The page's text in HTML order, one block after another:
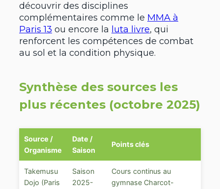
découvrir des disciplines
complémentaires comme le MMA à
Paris 13 ou encore la luta livre, qui
renforcent les compétences de combat
au sol et la condition physique.
Synthèse des sources les
plus récentes (octobre 2025)
Source /
Organisme
Date /
Saison
Points clés
Takemusu
Dojo (Paris
Saison
2025-
Cours continus au
gymnase Charcot-